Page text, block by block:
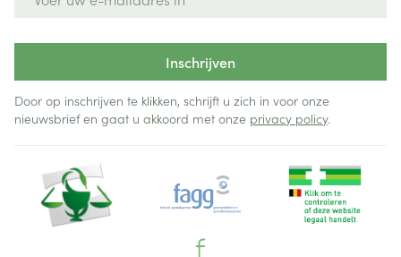
Inschrijven
Door op inschrijven te klikken, schrijft u zich in voor onze
nieuwsbrief en gaat u akkoord met onze privacy policy.